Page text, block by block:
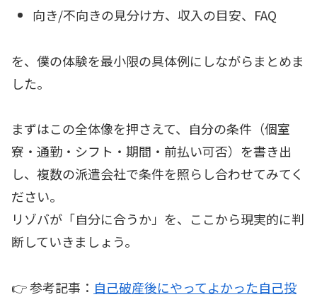
向き/不向きの見分け方、収入の目安、FAQ
を、僕の体験を最小限の具体例にしながらまとめま
した。
まずはこの全体像を押さえて、自分の条件（個室
寮・通勤・シフト・期間・前払い可否）を書き出
し、複数の派遣会社で条件を照らし合わせてみてく
ださい。
リゾバが「自分に合うか」を、ここから現実的に判
断していきましょう。
👉 参考記事： 自己破産後にやってよかった自己投